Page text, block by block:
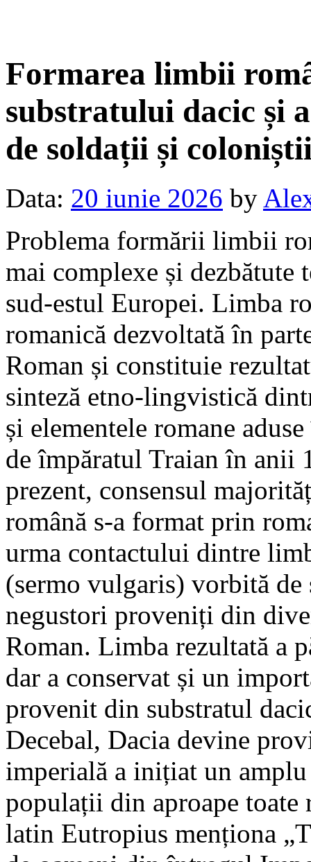
Formarea limbii
substratului dacic și
de soldații și
Data: 20 iunie 2026 by
Problema formării limbii
mai complexe și
sud-estul Europei. Limba
romanică dezvoltată în
Roman și constituie
sinteză etno-lingvistică
și elementele romane
de împăratul Traian în anii
prezent, consensul
română s-a format prin
urma contactului dintre
(sermo vulgaris) vorbită
negustori proveniți din
Roman. Limba rezultată a
dar a conservat și un
provenit din substratul
Decebal, Dacia devine
imperială a inițiat un
populații din aproape
latin Eutropius menționa